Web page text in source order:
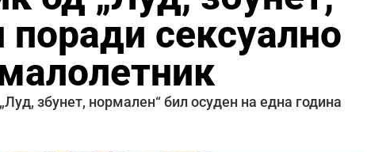
сексуално
збунет, нормален“ бил осуден на една година